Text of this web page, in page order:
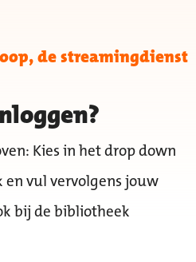
de streamingdienst
Kies in het drop down
vul vervolgens jouw
bij de bibliotheek